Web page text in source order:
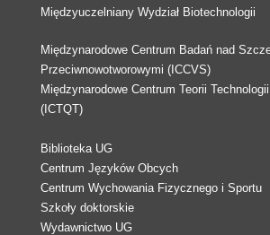
Międzyuczelniany Wydział Biotechnologii
Międzynarodowe Centrum Badań nad
Przeciwnowotworowymi (ICCVS)
Międzynarodowe Centrum Teorii
(ICTQT)
Biblioteka UG
Centrum Języków Obcych
Centrum Wychowania Fizycznego i Sportu
Szkoły doktorskie
Wydawnictwo UG